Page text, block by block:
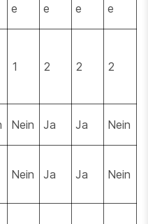
e
e
e
e
1 2 2 2
Nein Ja Ja Nein
Nein Ja Ja Nein